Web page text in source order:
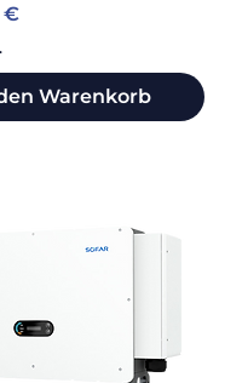
€
Warenkorb